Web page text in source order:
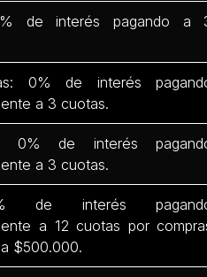
de interés pagando a
0% de interés
a 3 cuotas.
0% de interés
a 3 cuotas.
de interés
a 12 cuotas por
$500.000.